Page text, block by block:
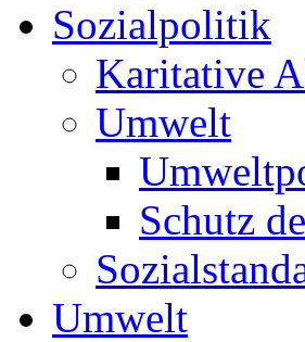
Sozialpolitik
Karitative
Umwelt
Schutz
Umwelt